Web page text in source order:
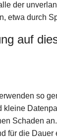
der
etwa durch
auf
so
kleine
Schaden
für die Dauer